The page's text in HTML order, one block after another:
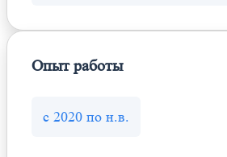
Опыт работы
с 2020 по н.в.